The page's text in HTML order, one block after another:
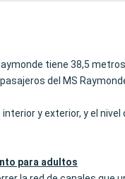
tiene 38,5
del MS
interior y exterior, y el
para adultos